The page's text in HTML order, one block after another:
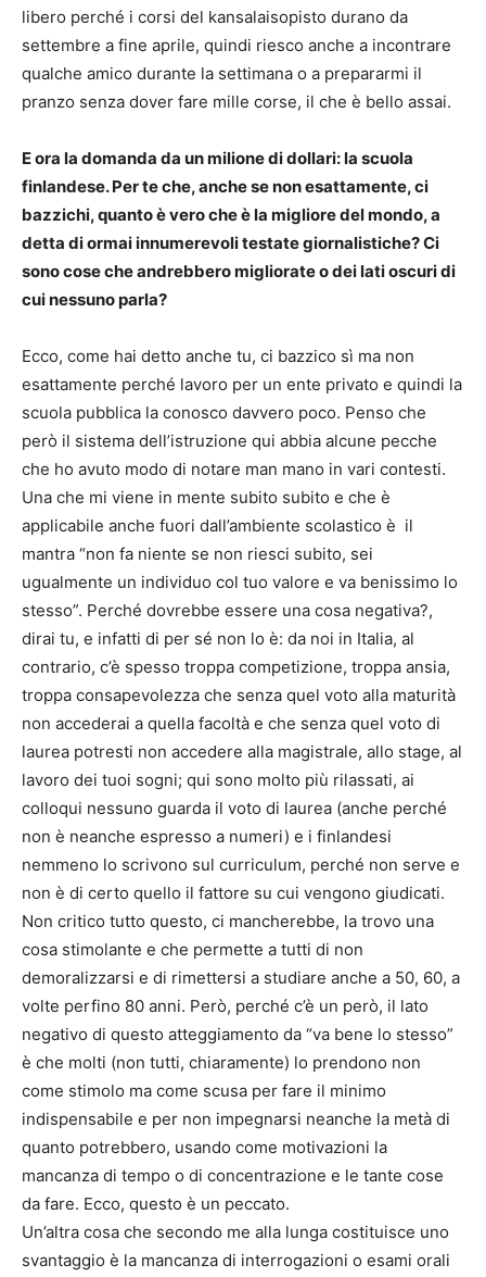
libero perché i corsi del kansalaisopisto durano da
settembre a fine aprile, quindi riesco anche a incontrare
qualche amico durante la settimana o a prepararmi il
pranzo senza dover fare mille corse, il che è bello assai.
E ora la domanda da un milione di dollari: la scuola
finlandese. Per te che, anche se non esattamente, ci
bazzichi, quanto è vero che è la migliore del mondo, a
detta di ormai innumerevoli testate giornalistiche? Ci
sono cose che andrebbero migliorate o dei lati oscuri di
cui nessuno parla?
Ecco, come hai detto anche tu, ci bazzico sì ma non
esattamente perché lavoro per un ente privato e quindi la
scuola pubblica la conosco davvero poco. Penso che
però il sistema dell’istruzione qui abbia alcune pecche
che ho avuto modo di notare man mano in vari contesti.
Una che mi viene in mente subito subito e che è
applicabile anche fuori dall’ambiente scolastico è il
mantra “non fa niente se non riesci subito, sei
ugualmente un individuo col tuo valore e va benissimo lo
stesso”. Perché dovrebbe essere una cosa negativa?,
dirai tu, e infatti di per sé non lo è: da noi in Italia, al
contrario, c’è spesso troppa competizione, troppa ansia,
troppa consapevolezza che senza quel voto alla maturità
non accederai a quella facoltà e che senza quel voto di
laurea potresti non accedere alla magistrale, allo stage, al
lavoro dei tuoi sogni; qui sono molto più rilassati, ai
colloqui nessuno guarda il voto di laurea (anche perché
non è neanche espresso a numeri) e i finlandesi
nemmeno lo scrivono sul curriculum, perché non serve e
non è di certo quello il fattore su cui vengono giudicati.
Non critico tutto questo, ci mancherebbe, la trovo una
cosa stimolante e che permette a tutti di non
demoralizzarsi e di rimettersi a studiare anche a 50, 60, a
volte perfino 80 anni. Però, perché c’è un però, il lato
negativo di questo atteggiamento da “va bene lo stesso”
è che molti (non tutti, chiaramente) lo prendono non
come stimolo ma come scusa per fare il minimo
indispensabile e per non impegnarsi neanche la metà di
quanto potrebbero, usando come motivazioni la
mancanza di tempo o di concentrazione e le tante cose
da fare. Ecco, questo è un peccato.
Un’altra cosa che secondo me alla lunga costituisce uno
svantaggio è la mancanza di interrogazioni o esami orali